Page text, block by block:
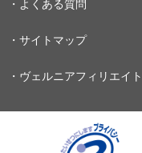
・よくある質問
・サイトマップ
・ヴェルニアフィリエイト